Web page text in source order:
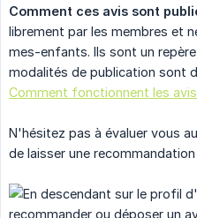
Comment ces avis sont
librement par les membres et
mes-enfants. Ils sont un
modalités de publication sont
Comment fonctionnent les
N'hésitez pas à évaluer vous
de laisser une